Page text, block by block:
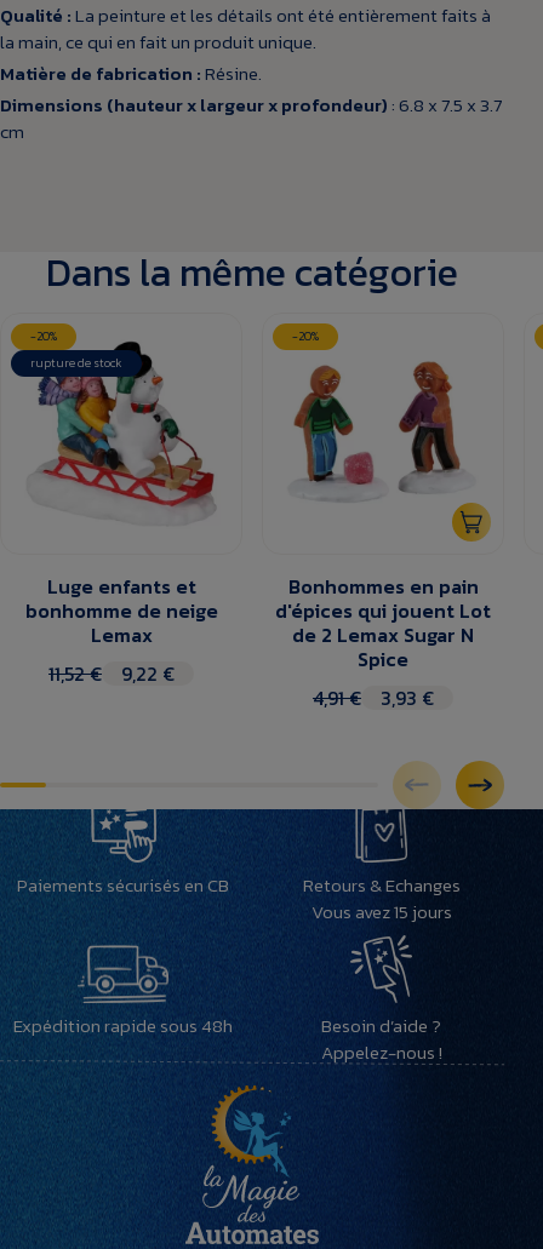
Qualité :La peinture et les détails ont été entièrement faits à
la main, ce qui en fait un produit unique.
Matière de fabrication :Résine.
Dimensions (hauteur x largeur x profondeur) : 6.8 x 7.5 x 3.7
cm
Dans la même catégorie
-20%
rupture de stock
Luge enfants et
bonhomme de neige
Lemax
11,52 €
9,22 €
-20%
Bonhommes en pain
d'épices qui jouent Lot
de 2 Lemax Sugar N
Spice
4,91 €
3,93 €
Paiements sécurisés en CB
Retours & Echanges
Vous avez 15 jours
Expédition rapide sous 48h
Besoin d’aide ?
Appelez-nous !